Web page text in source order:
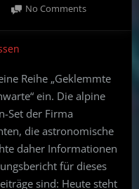
No Commentson
alpinen
Sternwarte:
–
für
die
Erweiterung
Reihe „Geklemmte
ein. Die alpine
Set der Firma
die astronomische
daher Informationen
für dieses
sind: Heute steht